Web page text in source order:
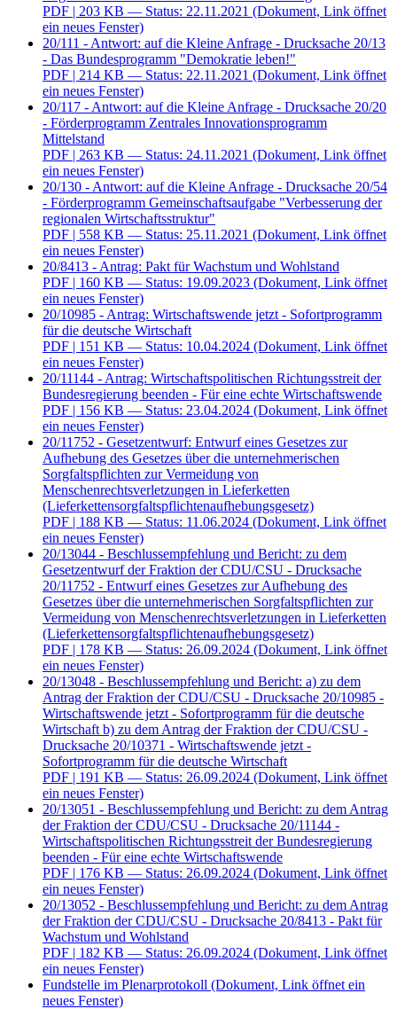
PDF | 203 KB — Status: 22.11.2021 (Dokument, Link öffnet
ein neues Fenster)
20/111 - Antwort: auf die Kleine Anfrage - Drucksache 20/13
- Das Bundesprogramm "Demokratie leben!"
PDF | 214 KB — Status: 22.11.2021 (Dokument, Link öffnet
ein neues Fenster)
20/117 - Antwort: auf die Kleine Anfrage - Drucksache 20/20
- Förderprogramm Zentrales Innovationsprogramm
Mittelstand
PDF | 263 KB — Status: 24.11.2021 (Dokument, Link öffnet
ein neues Fenster)
20/130 - Antwort: auf die Kleine Anfrage - Drucksache 20/54
- Förderprogramm Gemeinschaftsaufgabe "Verbesserung der
regionalen Wirtschaftsstruktur"
PDF | 558 KB — Status: 25.11.2021 (Dokument, Link öffnet
ein neues Fenster)
20/8413 - Antrag: Pakt für Wachstum und Wohlstand
PDF | 160 KB — Status: 19.09.2023 (Dokument, Link öffnet
ein neues Fenster)
20/10985 - Antrag: Wirtschaftswende jetzt - Sofortprogramm
für die deutsche Wirtschaft
PDF | 151 KB — Status: 10.04.2024 (Dokument, Link öffnet
ein neues Fenster)
20/11144 - Antrag: Wirtschaftspolitischen Richtungsstreit der
Bundesregierung beenden - Für eine echte Wirtschaftswende
PDF | 156 KB — Status: 23.04.2024 (Dokument, Link öffnet
ein neues Fenster)
20/11752 - Gesetzentwurf: Entwurf eines Gesetzes zur
Aufhebung des Gesetzes über die unternehmerischen
Sorgfaltspflichten zur Vermeidung von
Menschenrechtsverletzungen in Lieferketten
(Lieferkettensorgfaltspflichtenaufhebungsgesetz)
PDF | 188 KB — Status: 11.06.2024 (Dokument, Link öffnet
ein neues Fenster)
20/13044 - Beschlussempfehlung und Bericht: zu dem
Gesetzentwurf der Fraktion der CDU/CSU - Drucksache
20/11752 - Entwurf eines Gesetzes zur Aufhebung des
Gesetzes über die unternehmerischen Sorgfaltspflichten zur
Vermeidung von Menschenrechtsverletzungen in Lieferketten
(Lieferkettensorgfaltspflichtenaufhebungsgesetz)
PDF | 178 KB — Status: 26.09.2024 (Dokument, Link öffnet
ein neues Fenster)
20/13048 - Beschlussempfehlung und Bericht: a) zu dem
Antrag der Fraktion der CDU/CSU - Drucksache 20/10985 -
Wirtschaftswende jetzt - Sofortprogramm für die deutsche
Wirtschaft b) zu dem Antrag der Fraktion der CDU/CSU -
Drucksache 20/10371 - Wirtschaftswende jetzt -
Sofortprogramm für die deutsche Wirtschaft
PDF | 191 KB — Status: 26.09.2024 (Dokument, Link öffnet
ein neues Fenster)
20/13051 - Beschlussempfehlung und Bericht: zu dem Antrag
der Fraktion der CDU/CSU - Drucksache 20/11144 -
Wirtschaftspolitischen Richtungsstreit der Bundesregierung
beenden - Für eine echte Wirtschaftswende
PDF | 176 KB — Status: 26.09.2024 (Dokument, Link öffnet
ein neues Fenster)
20/13052 - Beschlussempfehlung und Bericht: zu dem Antrag
der Fraktion der CDU/CSU - Drucksache 20/8413 - Pakt für
Wachstum und Wohlstand
PDF | 182 KB — Status: 26.09.2024 (Dokument, Link öffnet
ein neues Fenster)
Fundstelle im Plenarprotokoll (Dokument, Link öffnet ein
neues Fenster)